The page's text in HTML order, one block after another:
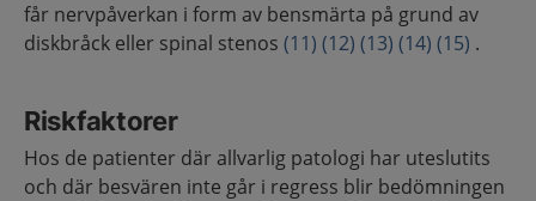
får nervpåverkan i form av bensmärta på grund av
diskbråck eller spinal stenos (11) (12) (13) (14) (15) .
Riskfaktorer
Hos de patienter där allvarlig patologi har uteslutits
och där besvären inte går i regress blir bedömningen